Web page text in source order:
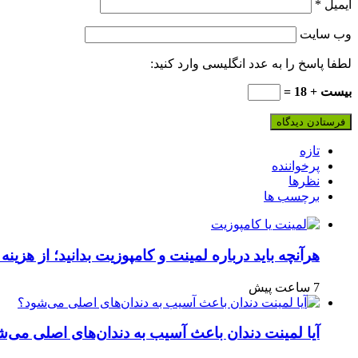
ایمیل *
وب‌ سایت
لطفا پاسخ را به عدد انگلیسی وارد کنید:
بیست + 18 =
تازه
پرخواننده
نظرها
برچسب ها
هرآنچه باید درباره لمینت و کامپوزیت بدانید؛ از
7 ساعت پیش
آیا لمینت دندان باعث آسیب به دندان‌های اصلی